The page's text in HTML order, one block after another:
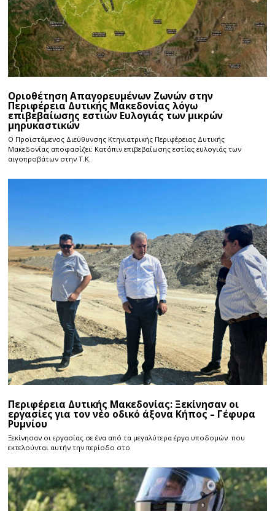
Οριοθέτηση Απαγορευμένων Ζωνών στην
Περιφέρεια Δυτικής Μακεδονίας λόγω
επιβεβαίωσης εστιών Ευλογιάς των μικρών
μηρυκαστικών
Ο Προϊστάμενος Διεύθυνσης Κτηνιατρικής Περιφέρειας Δυτικής
Μακεδονίας αποφασίζει: Κατόπιν επιβεβαίωσης εστίας ευλογιάς των
αιγοπροβάτων στην Τ.Κ.
Περιφέρεια Δυτικής Μακεδονίας: Ξεκίνησαν οι
εργασίες για τον νέο οδικό άξονα Κήπος – Γέφυρα
Ρυμνίου
Ξεκίνησαν οι εργασίας σε ένα από τα μεγαλύτερα έργα υποδομών που
εκτελούνται αυτήν την περίοδο στο